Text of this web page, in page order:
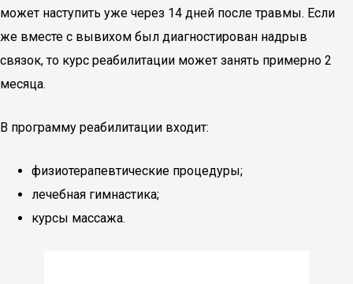
может наступить уже через 14 дней после травмы. Если
же вместе с вывихом был диагностирован надрыв
связок, то курс реабилитации может занять примерно 2
месяца.
В программу реабилитации входит:
физиотерапевтические процедуры;
лечебная гимнастика;
курсы массажа.